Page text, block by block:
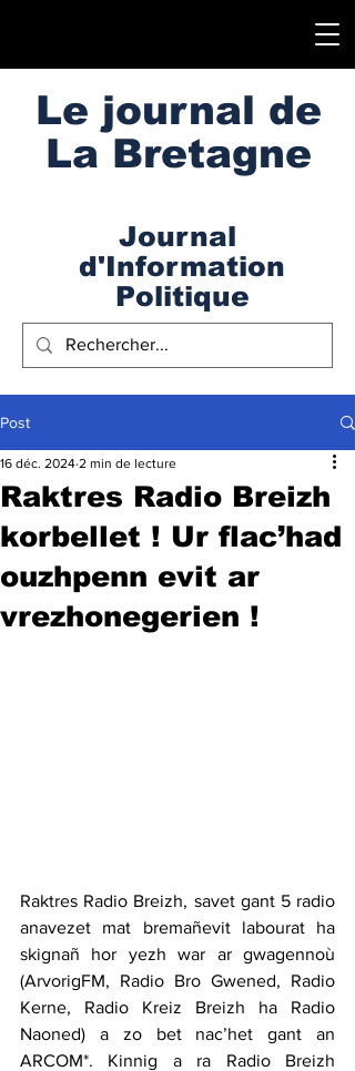
Le journal de
La Bretagne
Journal
d'Information
Politique
Post
Raktres Radio Breizh
korbellet ! Ur flac’had
ouzhpenn evit ar
vrezhonegerien !
16 déc. 2024 2 min de lecture
Raktres Radio Breizh, savet gant 5 radio
anavezet mat bremañevit labourat ha
skignañ hor yezh war ar gwagennoù
(ArvorigFM, Radio Bro Gwened, Radio
Kerne, Radio Kreiz Breizh ha Radio
Naoned) a zo bet nac’het gant an
ARCOM*. Kinnig a ra Radio Breizh